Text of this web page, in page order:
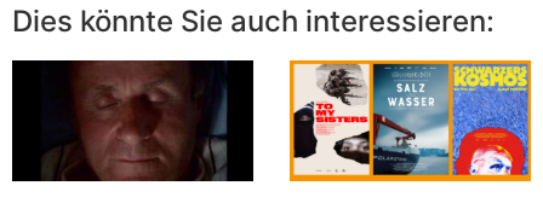
Dies könnte Sie auch interessieren: